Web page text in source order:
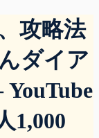
攻略法
ダイア
1,000